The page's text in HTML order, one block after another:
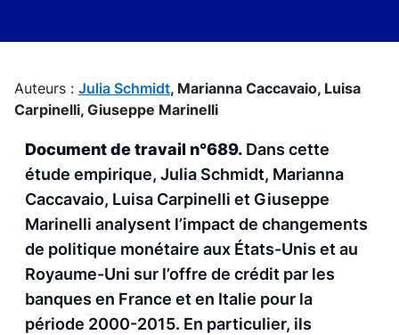
Auteurs : Julia Schmidt, Marianna Caccavaio, Luisa
Carpinelli, Giuseppe Marinelli
Document de travail n°689. Dans cette
étude empirique, Julia Schmidt, Marianna
Caccavaio, Luisa Carpinelli et Giuseppe
Marinelli analysent l’impact de changements
de politique monétaire aux États-Unis et au
Royaume-Uni sur l’offre de crédit par les
banques en France et en Italie pour la
période 2000-2015. En particulier, ils